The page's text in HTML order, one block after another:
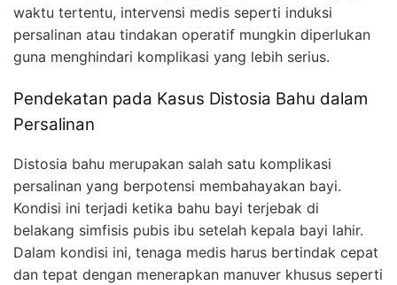
waktu tertentu, intervensi medis seperti induksi
persalinan atau tindakan operatif mungkin diperlukan
guna menghindari komplikasi yang lebih serius.
Pendekatan pada Kasus Distosia Bahu dalam
Persalinan
Distosia bahu merupakan salah satu komplikasi
persalinan yang berpotensi membahayakan bayi.
Kondisi ini terjadi ketika bahu bayi terjebak di
belakang simfisis pubis ibu setelah kepala bayi lahir.
Dalam kondisi ini, tenaga medis harus bertindak cepat
dan tepat dengan menerapkan manuver khusus seperti